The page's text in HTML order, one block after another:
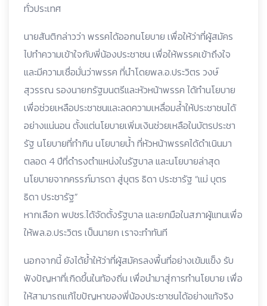
ทั่วประเทศ
นายสันติกล่าวว่า พรรคได้ออกนโยบาย เพื่อให้ว่าที่ผู้สมัคร
ไปทำความเข้าใจกับพี่น้องประชาชน เพื่อให้พรรคเข้าถึงใจ
และมีความเชื่อมั่นว่าพรรค ที่นำโดยพล.อ.ประวิตร วงษ์
สุวรรณ รองนายกรัฐมนตรีและหัวหน้าพรรค ได้ทำนโยบาย
เพื่อช่วยเหลือประชาชนและลดความเหลื่อมล้ำให้ประชาชนได้
อย่างแน่นอน ตั้งแต่นโยบายเพิ่มเงินช่วยเหลือในบัตรประชา
รัฐ นโยบายที่ทำกิน นโยบายน้ำ ที่หัวหน้าพรรคได้ดำเนินมา
ตลอด 4 ปีที่ดำรงตำแหน่งในรัฐบาล และนโยบายล่าสุด
นโยบายจากครรภ์มารดา สู่บุตร ธิดา ประชารัฐ “แม่ บุตร
ธิดา ประชารัฐ”
หากเลือก พปชร.ได้จัดตั้งรัฐบาล และยกมือในสภาผู้แทนเพื่อ
ให้พล.อ.ประวิตร เป็นนายก เราจะทำทันที
นอกจากนี้ ยังได้ย้ำให้ว่าที่ผู้สมัครลงพื้นที่อย่างเข้มแข็ง รับ
ฟังปัญหาที่เกิดขึ้นในท้องถิ่น เพื่อนำมาสู่การทำนโยบาย เพื่อ
ให้สามารถแก้ไขปัญหาของพี่น้องประชาชนได้อย่างแท้จริง